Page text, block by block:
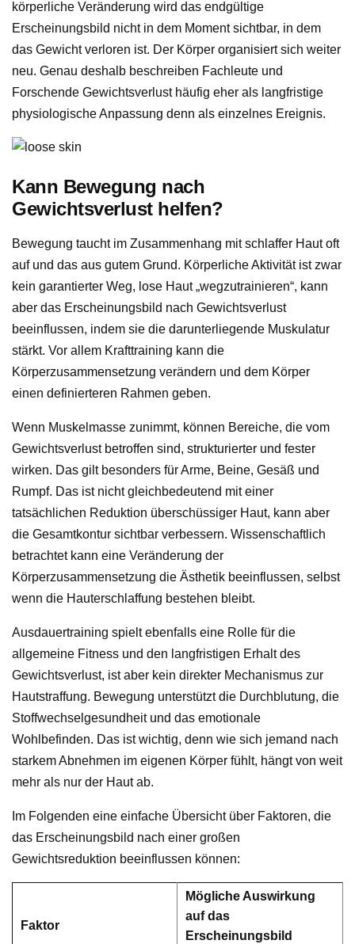
körperliche Veränderung wird das endgültige
Erscheinungsbild nicht in dem Moment sichtbar, in dem
das Gewicht verloren ist. Der Körper organisiert sich weiter
neu. Genau deshalb beschreiben Fachleute und
Forschende Gewichtsverlust häufig eher als langfristige
physiologische Anpassung denn als einzelnes Ereignis.
Kann Bewegung nach
Gewichtsverlust helfen?
Bewegung taucht im Zusammenhang mit schlaffer Haut oft
auf und das aus gutem Grund. Körperliche Aktivität ist zwar
kein garantierter Weg, lose Haut „wegzutrainieren“, kann
aber das Erscheinungsbild nach Gewichtsverlust
beeinflussen, indem sie die darunterliegende Muskulatur
stärkt. Vor allem Krafttraining kann die
Körperzusammensetzung verändern und dem Körper
einen definierteren Rahmen geben.
Wenn Muskelmasse zunimmt, können Bereiche, die vom
Gewichtsverlust betroffen sind, strukturierter und fester
wirken. Das gilt besonders für Arme, Beine, Gesäß und
Rumpf. Das ist nicht gleichbedeutend mit einer
tatsächlichen Reduktion überschüssiger Haut, kann aber
die Gesamtkontur sichtbar verbessern. Wissenschaftlich
betrachtet kann eine Veränderung der
Körperzusammensetzung die Ästhetik beeinflussen, selbst
wenn die Hauterschlaffung bestehen bleibt.
Ausdauertraining spielt ebenfalls eine Rolle für die
allgemeine Fitness und den langfristigen Erhalt des
Gewichtsverlust, ist aber kein direkter Mechanismus zur
Hautstraffung. Bewegung unterstützt die Durchblutung, die
Stoffwechselgesundheit und das emotionale
Wohlbefinden. Das ist wichtig, denn wie sich jemand nach
starkem Abnehmen im eigenen Körper fühlt, hängt von weit
mehr als nur der Haut ab.
Im Folgenden eine einfache Übersicht über Faktoren, die
das Erscheinungsbild nach einer großen
Gewichtsreduktion beeinflussen können:
Faktor
Mögliche Auswirkung
auf das
Erscheinungsbild